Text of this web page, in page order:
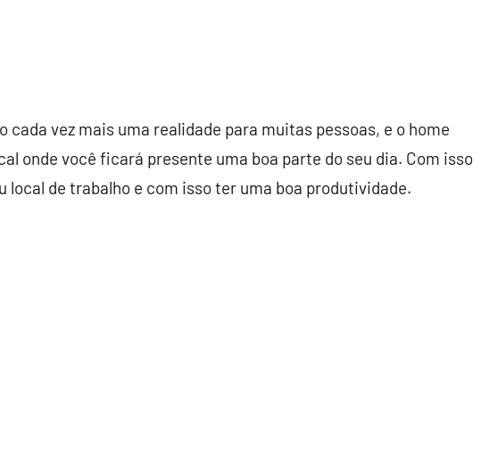
cada vez mais uma realidade para muitas pessoas, e o home
onde você ficará presente uma boa parte do seu dia. Com isso
local de trabalho e com isso ter uma boa produtividade.